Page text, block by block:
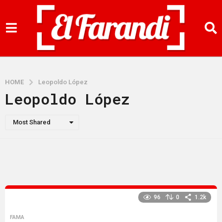
HOME Leopoldo López
Leopoldo López
Most Shared
96 0 1.2k
FAMA